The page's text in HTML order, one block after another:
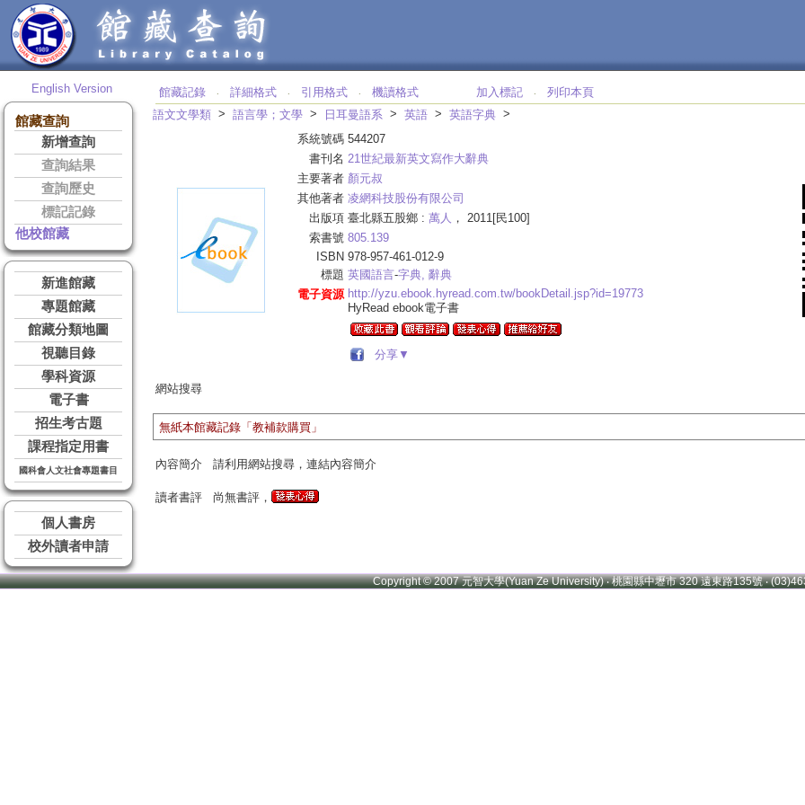
English Version
館藏查詢
新增查詢
查詢結果
查詢歷史
標記記錄
他校館藏
新進館藏
專題館藏
館藏分類地圖
視聽目錄
學科資源
電子書
招生考古題
課程指定用書
國科會人文社會專題書目
個人書房
校外讀者申請
館藏記錄 ‧ 詳細格式 ‧ 引用格式 ‧ 機讀格式 加入標記 ‧
列印本頁
語文文學類 > 語言學；文學 > 日耳曼語系 > 英語 > 英語字典 >
系統號碼 544207
書刊名 21世紀最新英文寫作大辭典
主要著者 顏元叔
其他著者 凌網科技股份有限公司
出版項 臺北縣五股鄉 : 萬人 ， 2011[民100]
索書號 805.139
ISBN 978-957-461-012-9
標題 英國語言-字典, 辭典
電子資源 http://yzu.ebook.hyread.com.tw/bookDetail.jsp?id=19773
HyRead ebook電子書
分享▼
網站搜尋
無紙本館藏記錄「教補款購買」
內容簡介 請利用網站搜尋，連結內容簡介
讀者書評 尚無書評，
Copyright © 2007 元智大學(Yuan Ze University) ‧ 桃園縣中壢市 320 遠東路135號 ‧